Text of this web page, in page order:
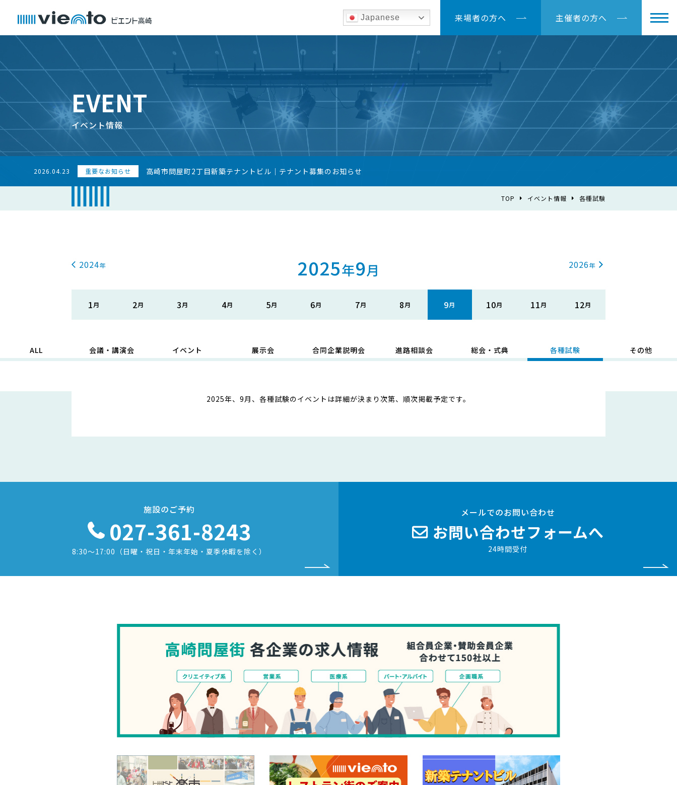
Japanese 来場者の方へ 主催者の方へ
EVENT
イベント情報
2026.04.23 重要なお知らせ 高崎市問屋町2丁目新築テナントビル｜テナント募集のお知らせ
TOP イベント情報 各種試験
2024 2025年9月
1 2 3 4 5 6 7 8 9 10 11 12
2026
ALL 会議・講演会 イベント 展示会 合同企業説明会 進路相談会 総会・式典 各種試験 その他
2025年、9月、各種試験のイベントは詳細が決まり次第、順次掲載予定です。
施設のご予約
027-361-8243
8:30〜17:00 （日曜・祝日・年末年始・夏季休暇を除く）
メールでのお問い合わせ
お問い合わせフォームへ
24時間受付